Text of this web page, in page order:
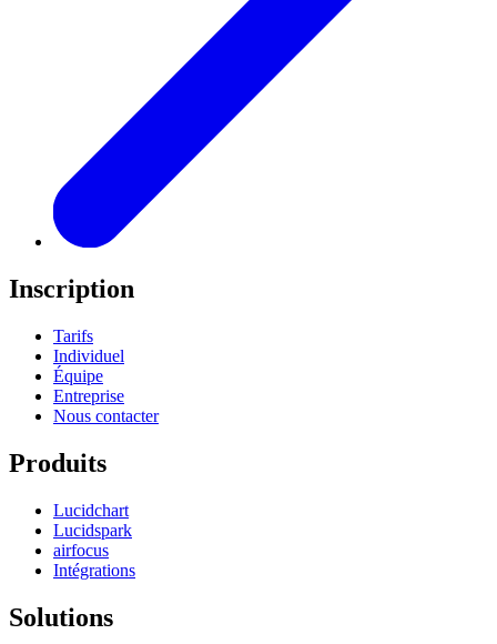
Inscription
Tarifs
Individuel
Équipe
Entreprise
Nous contacter
Produits
Lucidchart
Lucidspark
airfocus
Intégrations
Solutions